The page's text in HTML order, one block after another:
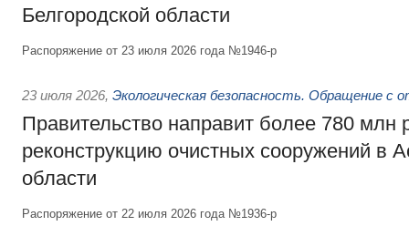
Белгородской области
Распоряжение от 23 июля 2026 года №1946-р
23 июля 2026, Экологическая безопасность. Обращение с
Правительство направит более 780 млн
реконструкцию очистных сооружений в
области
Распоряжение от 22 июля 2026 года №1936-р